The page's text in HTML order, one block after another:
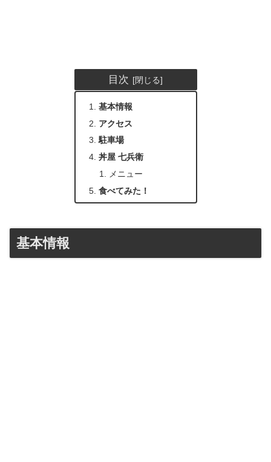
目次
基本情報
アクセス
駐車場
丼屋 七兵衛
メニュー
食べてみた！
基本情報